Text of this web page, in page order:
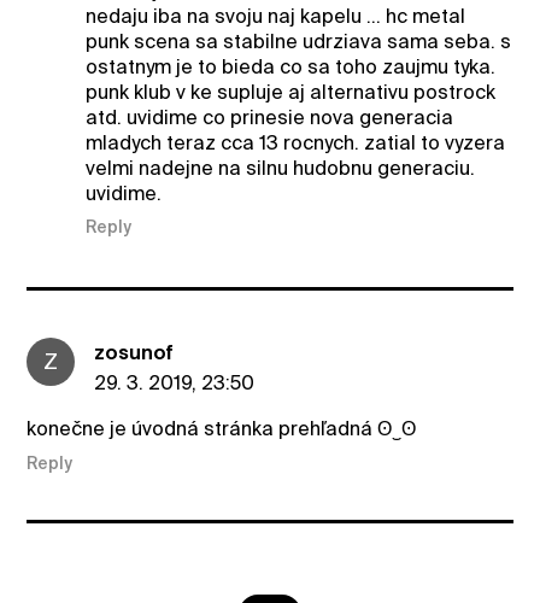
nedaju iba na svoju naj kapelu ... hc metal
punk scena sa stabilne udrziava sama seba. s
ostatnym je to bieda co sa toho zaujmu tyka.
punk klub v ke supluje aj alternativu postrock
atd. uvidime co prinesie nova generacia
mladych teraz cca 13 rocnych. zatial to vyzera
velmi nadejne na silnu hudobnu generaciu.
uvidime.
Reply
Z
zosunof
29. 3. 2019, 23:50
konečne je úvodná stránka prehľadná ʘ‿ʘ
Reply